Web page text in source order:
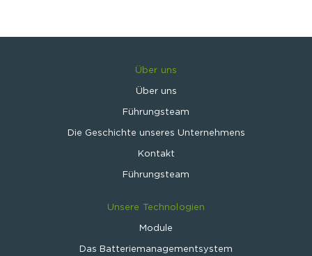
Über uns
Über uns
Führungsteam
Die Geschichte unseres Unternehmens
Kontakt
Führungsteam
Unsere Technologien
Module
Das Batteriemanagementsystem